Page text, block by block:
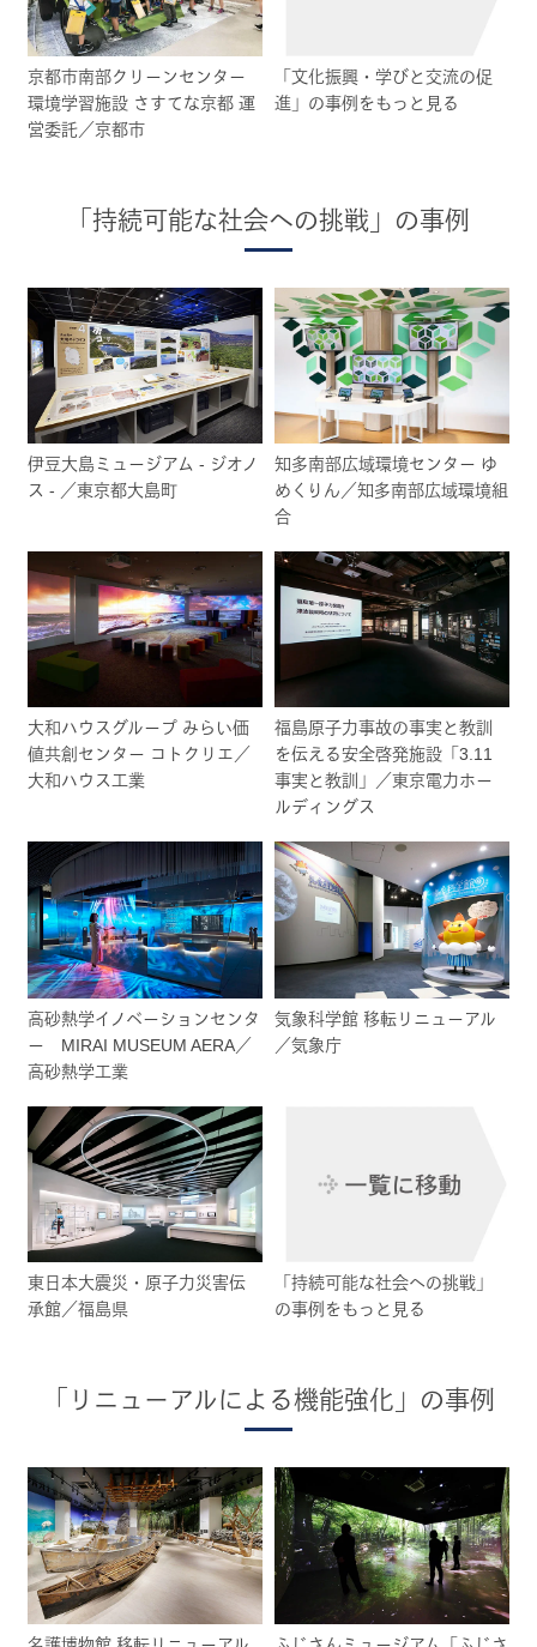
京都市南部クリーンセンター
環境学習施設 さすてな京都 運
営委託／京都市
「文化振興・学びと交流の促
進」の事例をもっと見る
「持続可能な社会への挑戦」の事例
伊豆大島ミュージアム - ジオノ
ス - ／東京都大島町
知多南部広域環境センター ゆ
めくりん／知多南部広域環境組
合
大和ハウスグループ みらい価
値共創センター コトクリエ／
大和ハウス工業
福島原子力事故の事実と教訓
を伝える安全啓発施設「3.11
事実と教訓」／東京電力ホー
ルディングス
高砂熱学イノベーションセンタ
ー MIRAI MUSEUM AERA／
高砂熱学工業
気象科学館 移転リニューアル
／気象庁
東日本大震災・原子力災害伝
承館／福島県
「持続可能な社会への挑戦」
の事例をもっと見る
「リニューアルによる機能強化」の事例